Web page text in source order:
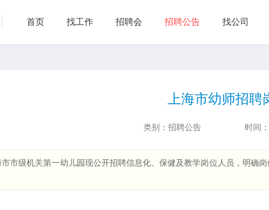
首页 找工作 招聘会 招聘公告 找公司
上海市幼师招聘
类别：招聘公告 时间：
市市级机关第一幼儿园现公开招聘信息化、保健及教学岗位人员，明确